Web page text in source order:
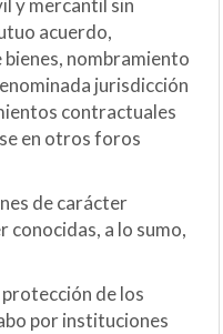
y mercantil sin
acuerdo,
nombramiento
jurisdicción
contractuales
en otros foros
de carácter
a lo sumo,
protección de los
por instituciones